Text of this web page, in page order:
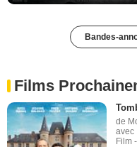
Bandes-
Films
de
avec
Film